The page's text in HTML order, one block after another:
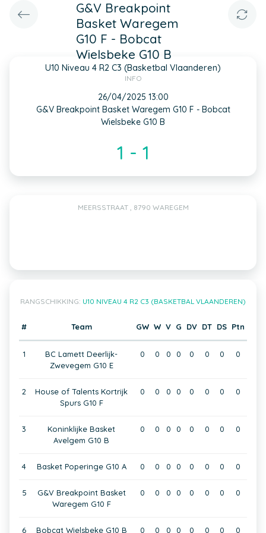
G&V Breakpoint
Basket Waregem
G10 F - Bobcat
Wielsbeke G10 B
U10 Niveau 4 R2 C3 (Basketbal Vlaanderen)
INFO
26/04/2025 13:00
G&V Breakpoint Basket Waregem G10 F - Bobcat
Wielsbeke G10 B
1 - 1
MEERSSTRAAT , 8790 WAREGEM
RANGSCHIKKING: U10 NIVEAU 4 R2 C3 (BASKETBAL VLAANDEREN)
# Team GW W V G DV DT DS Ptn
1
BC Lamett Deerlijk-
Zwevegem G10 E
0 0 0 0 0 0 0 0
2
House of Talents Kortrijk
Spurs G10 F
0 0 0 0 0 0 0 0
3
Koninklijke Basket
Avelgem G10 B
0 0 0 0 0 0 0 0
4 Basket Poperinge G10 A 0 0 0 0 0 0 0 0
5
G&V Breakpoint Basket
Waregem G10 F
0 0 0 0 0 0 0 0
6 Bobcat Wielsbeke G10 B 0 0 0 0 0 0 0 0